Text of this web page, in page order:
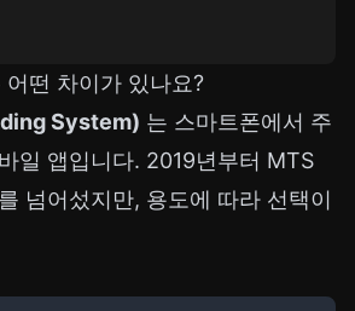
떤 차이가 있나요?
System) 는 스마트폰에서 주
일 앱입니다. 2019년부터 MTS
넘어섰지만, 용도에 따라 선택이